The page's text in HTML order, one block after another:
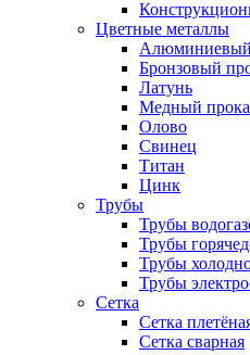
Цветные металлы
Алюминиевый
Бронзовый
Латунь
Медный
Олово
Свинец
Титан
Цинк
Трубы
Трубы
Трубы
Трубы
Трубы
Сетка
Сетка
Сетка сварная